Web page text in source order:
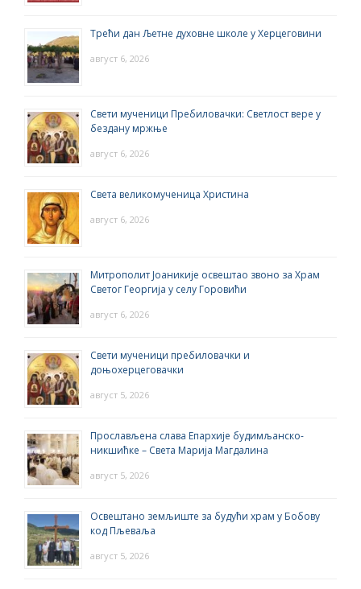
Трећи дан Љетне духовне школе у Херцеговини
август 6, 2026
Свети мученици Пребиловачки: Светлост вере у
бездану мржње
август 6, 2026
Света великомученица Христина
август 6, 2026
Митрополит Јоаникије освештао звоно за Храм
Светог Георгија у селу Горовићи
август 6, 2026
Свети мученици пребиловачки и
доњохерцеговачки
август 5, 2026
Прослављена слава Епархије будимљанско-
никшићке – Света Марија Магдалина
август 5, 2026
Освештано земљиште за будући храм у Бобову
код Пљеваља
август 5, 2026